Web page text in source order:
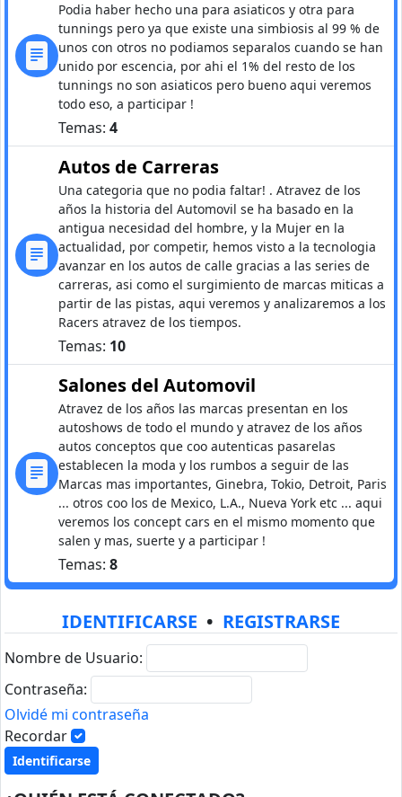
Podia haber hecho una para asiaticos y otra para
tunnings pero ya que existe una simbiosis al 99 % de
unos con otros no podiamos separalos cuando se han
unido por escencia, por ahi el 1% del resto de los
tunnings no son asiaticos pero bueno aqui veremos
todo eso, a participar !
Temas: 4
Autos de Carreras
Una categoria que no podia faltar! . Atravez de los
años la historia del Automovil se ha basado en la
antigua necesidad del hombre, y la Mujer en la
actualidad, por competir, hemos visto a la tecnologia
avanzar en los autos de calle gracias a las series de
carreras, asi como el surgimiento de marcas miticas a
partir de las pistas, aqui veremos y analizaremos a los
Racers atravez de los tiempos.
Temas: 10
Salones del Automovil
Atravez de los años las marcas presentan en los
autoshows de todo el mundo y atravez de los años
autos conceptos que coo autenticas pasarelas
establecen la moda y los rumbos a seguir de las
Marcas mas importantes, Ginebra, Tokio, Detroit, Paris
... otros coo los de Mexico, L.A., Nueva York etc ... aqui
veremos los concept cars en el mismo momento que
salen y mas, suerte y a participar !
Temas: 8
IDENTIFICARSE • REGISTRARSE
Nombre de Usuario:
Contraseña:
Olvidé mi contraseña
Recordar